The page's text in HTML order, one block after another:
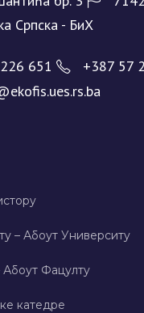
Српска - БиХ
651
+387 57
– Абоут Университy
Абоут Фацултy
катедре